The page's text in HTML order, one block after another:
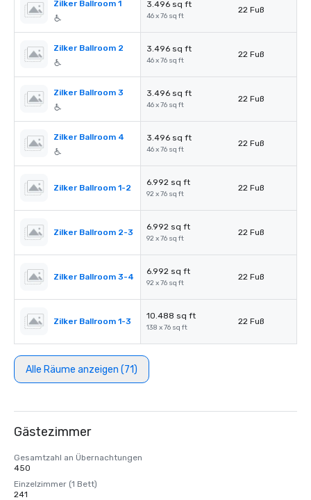
Zilker Ballroom 1 3.496 sq ft
46 x 76 sq ft
22 Fuß
Zilker Ballroom 2 3.496 sq ft
46 x 76 sq ft
22 Fuß
Zilker Ballroom 3 3.496 sq ft
46 x 76 sq ft
22 Fuß
Zilker Ballroom 4 3.496 sq ft
46 x 76 sq ft
22 Fuß
Zilker Ballroom 1-2
6.992 sq ft
92 x 76 sq ft
22 Fuß
Zilker Ballroom 2-3
6.992 sq ft
92 x 76 sq ft
22 Fuß
Zilker Ballroom 3-4
6.992 sq ft
92 x 76 sq ft
22 Fuß
Zilker Ballroom 1-3
10.488 sq ft
138 x 76 sq ft
22 Fuß
Alle Räume anzeigen (71)
Gästezimmer
Gesamtzahl an Übernachtungen
450
Einzelzimmer (1 Bett)
241